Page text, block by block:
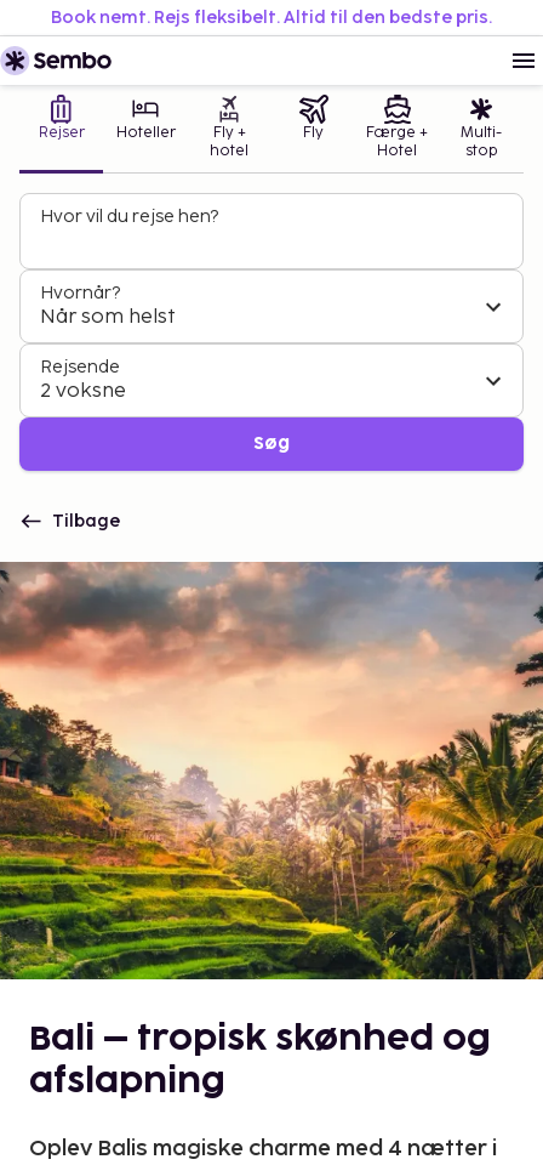
Book nemt. Rejs fleksibelt. Altid til den bedste pris.
Rejser Hoteller
Fly +
hotel
Fly
Færge +
Hotel
Multi-
stop
Hvor vil du rejse hen?
Hvornår?
Når som helst
Rejsende
2 voksne
Søg
Tilbage
Bali – tropisk skønhed og
afslapning
Oplev Balis magiske charme med 4 nætter i